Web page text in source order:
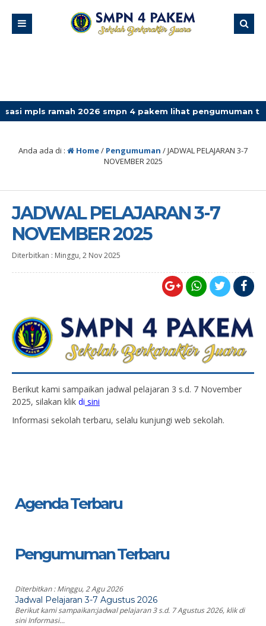
2026 smpn 4 pakem lihat pengumuman terbaru
Anda ada di : Home/ Pengumuman /JADWAL PELAJARAN 3-7
NOVEMBER 2025
JADWAL PELAJARAN 3-7
NOVEMBER 2025
Diterbitkan : Minggu, 2 Nov 2025
Berikut kami sampaikan jadwal pelajaran 3 s.d. 7 November
2025, silakan klik di sini
Informasi sekolah terbaru, selalu kunjungi web sekolah.
Agenda Terbaru
Pengumuman Terbaru
Diterbitkan :Minggu, 2 Agu 2026
Jadwal Pelajaran 3-7 Agustus 2026
Berikut kami sampaikan:jadwal pelajaran 3 s.d. 7 Agustus 2026, klik di
sini Informasi...